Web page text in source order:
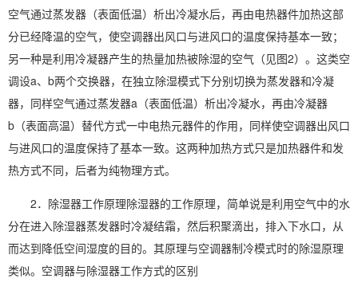
空气通过蒸发器（表面低温）析出冷凝水后，再由电热器件加热这部
分已经降温的空气，使空调器出风口与进风口的温度保持基本一致；
另一种是利用冷凝器产生的热量加热被除湿的空气（见图2）。这类空
调设a、b两个交换器，在独立除湿模式下分别切换为蒸发器和冷凝
器，同样空气通过蒸发器a（表面低温）析出冷凝水，再由冷凝器
b（表面高温）替代方式一中电热元器件的作用，同样使空调器出风口
与进风口的温度保持了基本一致。这两种加热方式只是加热器件和发
热方式不同，后者为纯物理方式。
2．除湿器工作原理除湿器的工作原理，简单说是利用空气中的水
分在进入除湿器蒸发器时冷凝结霜，然后积聚滴出，排入下水口，从
而达到降低空间湿度的目的。其原理与空调器制冷模式时的除湿原理
类似。空调器与除湿器工作方式的区别